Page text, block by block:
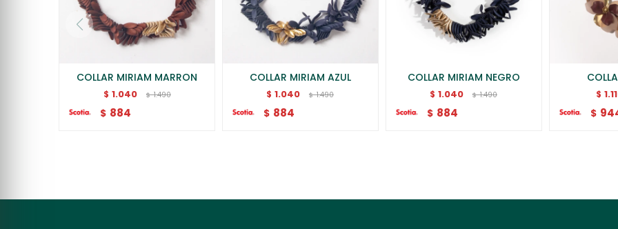
COLLAR MIRIAM MARRON
$ 1.040 $ 1.490
$ 884
COLLAR MIRIAM AZUL
$ 1.040 $ 1.490
$ 884
COLLAR MIRIAM NEGRO
$ 1.040 $ 1.490
$ 884
$
$